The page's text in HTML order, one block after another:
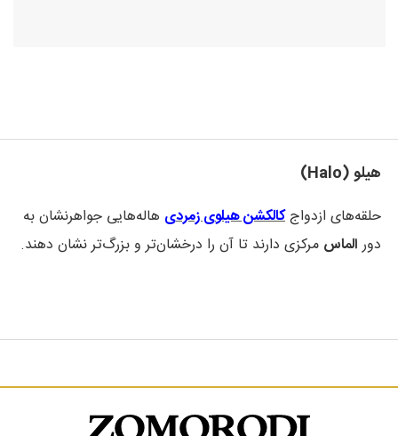
هیلو (Halo)
حلقه‌های ازدواجکالکشن هیلوی زمردی هاله‌هایی جواهرنشان به
دورالماس مرکزی دارند تا آن را درخشان‌تر و بزرگ‌تر نشان دهند.